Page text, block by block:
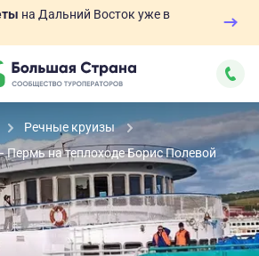
на Дальний Восток уже в
Речные круизы
на теплоходе Борис Полевой